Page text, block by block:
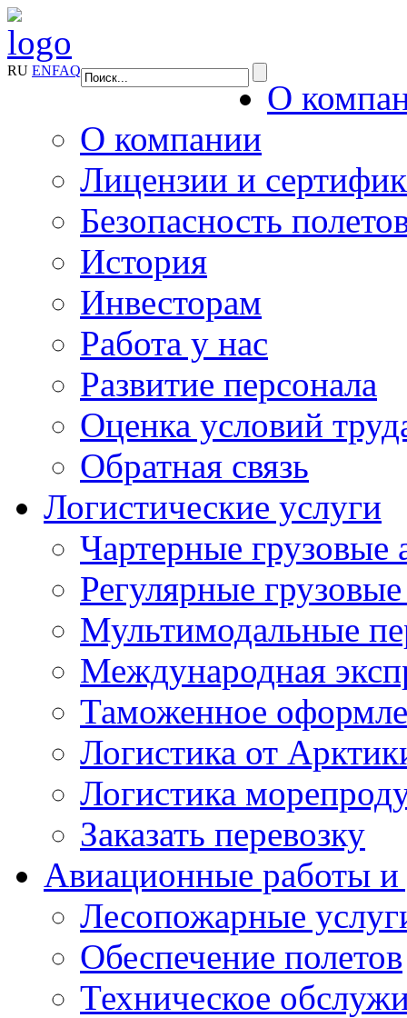
RU ENFAQ
О
О компании
Лицензии и
Безопасность
История
Инвесторам
Работа у нас
Развитие персонала
Оценка условий
Обратная связь
Логистические услуги
Чартерные грузовые
Регулярные
Мультимодальные
Международная
Таможенное
Логистика от
Логистика
Заказать перевозку
Авиационные работы и
Лесопожарные
Обеспечение полетов
Техническое